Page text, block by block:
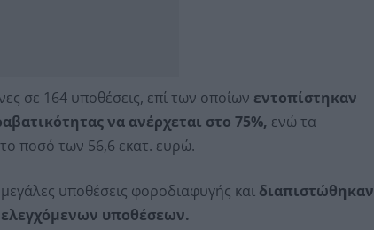
σε 164 υποθέσεις, επί των οποίων εντοπίστηκαν
να ανέρχεται στο 75%, ενώ τα
ποσό των 56,6 εκατ. ευρώ.
υποθέσεις φοροδιαφυγής και διαπιστώθηκαν
ελεγχόμενων υποθέσεων.